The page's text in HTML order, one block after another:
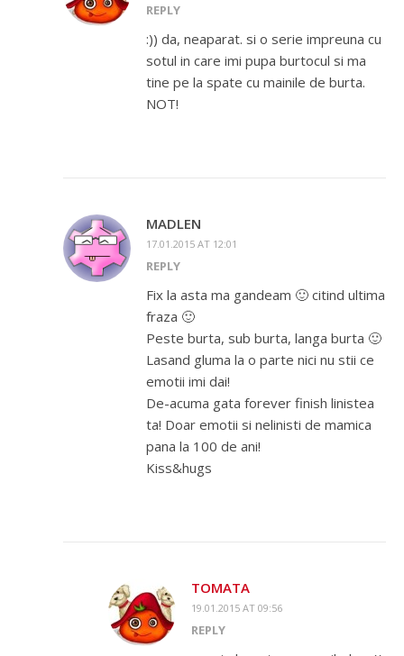
REPLY
:)) da, neaparat. si o serie impreuna cu
sotul in care imi pupa burtocul si ma
tine pe la spate cu mainile de burta.
NOT!
MADLEN
17.01.2015 AT 12:01
REPLY
Fix la asta ma gandeam 🙂 citind ultima
fraza 🙂
Peste burta, sub burta, langa burta 🙂
Lasand gluma la o parte nici nu stii ce
emotii imi dai!
De-acuma gata forever finish linistea
ta! Doar emotii si nelinisti de mamica
pana la 100 de ani!
Kiss&hugs
TOMATA
19.01.2015 AT 09:56
REPLY